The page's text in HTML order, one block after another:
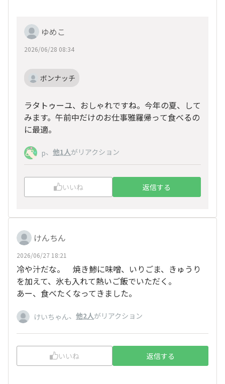
ゆめこ
2026/06/28 08:34
ボンナッチ
ラタトゥーユ、おしゃれですね。今年の夏、して
みます。午前中だけのお仕事雅羅帰って食べるの
に最適。
p、 他1人がリアクション
いいね 返信する
けんちん
2026/06/27 18:21
冷や汁だな。 焼き鯵に味噌、いりごま、きゅうり
を加えて、氷も入れて熱いご飯でいただく。
あー、食べたくなってきました。
けいちゃん、 他2人がリアクション
いいね 返信する